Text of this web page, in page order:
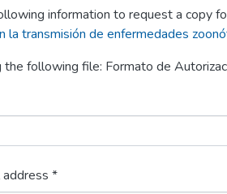
information to request a copy
la transmisión de enfermedades
the following file: Formato de
address *